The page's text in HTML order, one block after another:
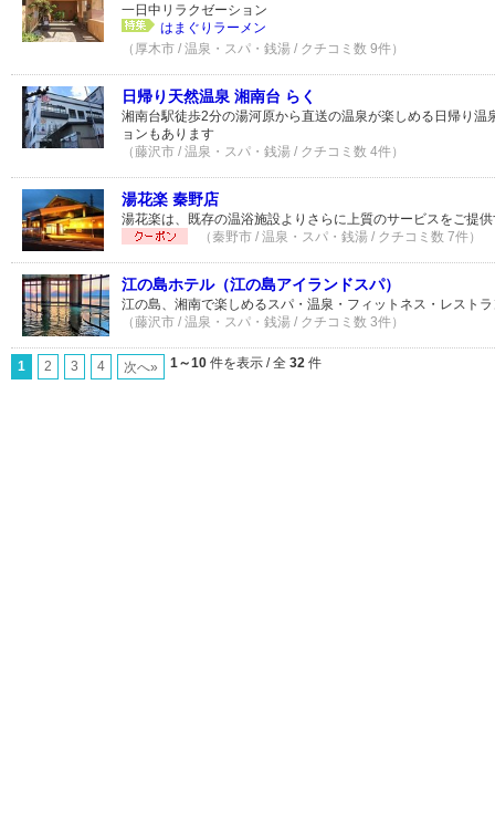
一日中リラクゼーション
はまぐりラーメン
（厚木市 / 温泉・スパ・銭湯 / クチコミ数 9件）
日帰り天然温泉 湘南台 らく
湘南台駅徒歩2分の湯河原から直送の温泉が楽しめる日帰り温
ョンもあります
（藤沢市 / 温泉・スパ・銭湯 / クチコミ数 4件）
湯花楽 秦野店
湯花楽は、既存の温浴施設よりさらに上質のサービスをご提
（秦野市 / 温泉・スパ・銭湯 / クチコミ数 7件）
江の島ホテル（江の島アイランドスパ）
江の島、湘南で楽しめるスパ・温泉・フィットネス・レスト
（藤沢市 / 温泉・スパ・銭湯 / クチコミ数 3件）
1 2 3 4 次へ» 1～10 件を表示 / 全 32 件